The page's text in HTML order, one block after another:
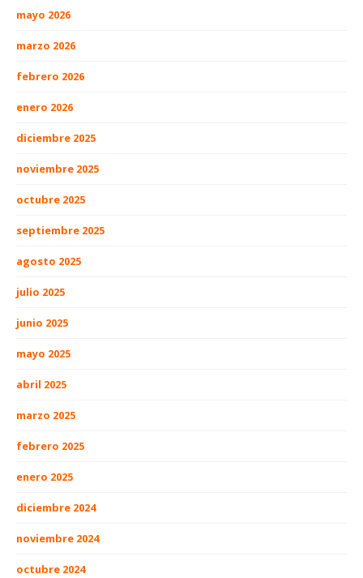
mayo 2026
marzo 2026
febrero 2026
enero 2026
diciembre 2025
noviembre 2025
octubre 2025
septiembre 2025
agosto 2025
julio 2025
junio 2025
mayo 2025
abril 2025
marzo 2025
febrero 2025
enero 2025
diciembre 2024
noviembre 2024
octubre 2024